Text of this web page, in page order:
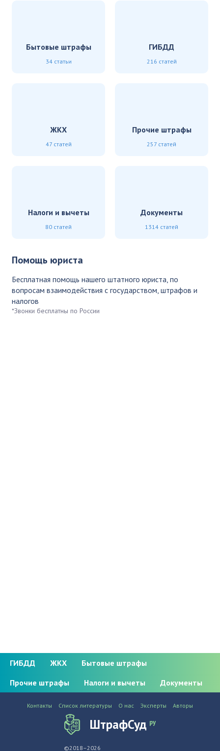
Бытовые штрафы
34 статьи
ГИБДД
216 статей
ЖКХ
47 статей
Прочие штрафы
257 статей
Налоги и вычеты
80 статей
Документы
1314 статей
Помощь юриста
Бесплатная помощь нашего штатного юриста, по
вопросам взаимодействия с государством, штрафов и
налогов
*Звонки бесплатны по России
ГИБДД ЖКХ
Бытовые штрафы
Прочие штрафы
Налоги и вычеты Документы
ШтрафСуд ру
Контакты Список литературы О нас Эксперты Авторы
©2018–2026